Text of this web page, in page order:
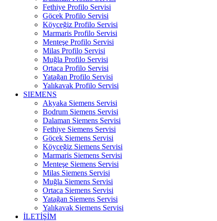
Fethiye Profilo Servisi
Göcek Profilo Servisi
Köyceğiz Profilo Servisi
Marmaris Profilo Servisi
Menteşe Profilo Servisi
Milas Profilo Servisi
Muğla Profilo Servisi
Ortaca Profilo Servisi
Yatağan Profilo Servisi
Yalıkavak Profilo Servisi
SIEMENS
Akyaka Siemens Servisi
Bodrum Siemens Servisi
Dalaman Siemens Servisi
Fethiye Siemens Servisi
Göcek Siemens Servisi
Köyceğiz Siemens Servisi
Marmaris Siemens Servisi
Menteşe Siemens Servisi
Milas Siemens Servisi
Muğla Siemens Servisi
Ortaca Siemens Servisi
Yatağan Siemens Servisi
Yalıkavak Siemens Servisi
İLETİŞİM